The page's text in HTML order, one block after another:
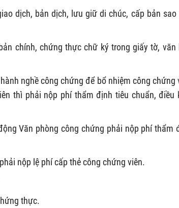
dịch, bản dịch, lưu giữ di chúc, cấp bản sao
chính, chứng thực chữ ký trong giấy tờ, văn
nghề công chứng để bổ nhiệm công chứng
thì phải nộp phí thẩm định tiêu chuẩn, điều
Văn phòng công chứng phải nộp phí thẩm
nộp lệ phí cấp thẻ công chứng viên.
thực.